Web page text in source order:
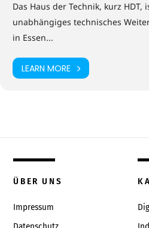
Das Haus der Technik, kurz
unabhängiges technisches
in Essen...
LEARN MORE
ÜBER UNS
Impressum